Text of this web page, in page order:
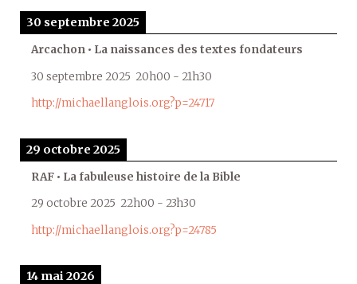
30 septembre 2025
Arcachon • La naissances des textes fondateurs
30 septembre 2025 20h00 - 21h30
http://michaellanglois.org?p=24717
29 octobre 2025
RAF • La fabuleuse histoire de la Bible
29 octobre 2025 22h00 - 23h30
http://michaellanglois.org?p=24785
14 mai 2026